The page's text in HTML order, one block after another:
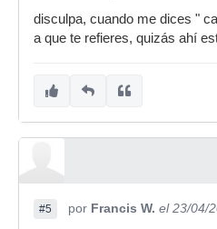
disculpa, cuando me dices "
a que te refieres, quizás ahí
#5 por Francis W. el 23/04/